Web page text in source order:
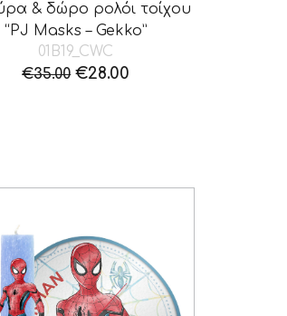
& δώρο ρολόι τοίχου
“PJ Masks – Gekko”
01B19_CWC
€35.00 Original
€28.00